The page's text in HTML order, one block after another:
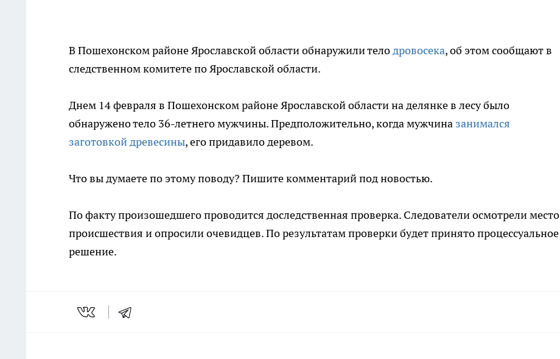
В Пошехонском районе Ярославской области обнаружили телодровосека, об этом сообщают в
следственном комитете по Ярославской области.
Днем 14 февраля в Пошехонском районе Ярославской области на делянке в лесу было
обнаружено тело 36-летнего мужчины. Предположительно, когда мужчина занимался
заготовкой древесины, его придавило деревом.
Что вы думаете по этому поводу? Пишите комментарий под новостью.
По факту произошедшего проводится доследственная проверка. Следователи осмотрели место
происшествия и опросили очевидцев. По результатам проверки будет принято процессуальное
решение.